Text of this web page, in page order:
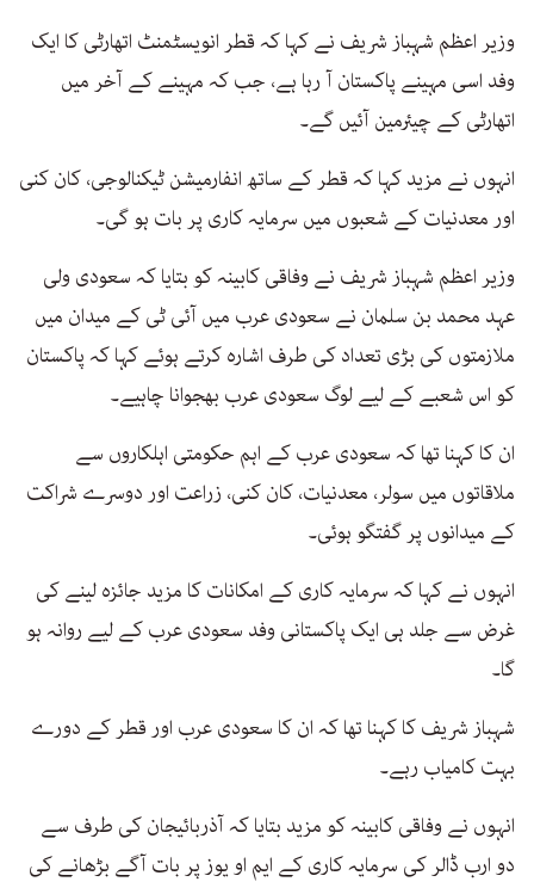
وزیر اعظم شہباز شریف نے کہا کہ قطر انویسٹمنٹ اتھارٹی کا ایک
وفد اسی مہینے پاکستان آ رہا ہے، جب کہ مہینے کے آخر میں
اتھارٹی کے چیئرمین آئیں گے۔
انہوں نے مزید کہا کہ قطر کے ساتھ انفارمیشن ٹیکنالوجی، کان کنی
اور معدنیات کے شعبوں میں سرمایہ کاری پر بات ہو گی۔
وزیر اعظم شہباز شریف نے وفاقی کابینہ کو بتایا کہ سعودی ولی
عہد محمد بن سلمان نے سعودی عرب میں آئی ٹی کے میدان میں
ملازمتوں کی بڑی تعداد کی طرف اشارہ کرتے ہوئے کہا کہ پاکستان
کو اس شعبے کے لیے لوگ سعودی عرب بھجوانا چاہیے۔
ان کا کہنا تھا کہ سعودی عرب کے اہم حکومتی اہلکاروں سے
ملاقاتوں میں سولر، معدنیات، کان کنی، زراعت اور دوسرے شراکت
کے میدانوں پر گفتگو ہوئی۔
انہوں نے کہا کہ سرمایہ کاری کے امکانات کا مزید جائزہ لینے کی
غرض سے جلد ہی ایک پاکستانی وفد سعودی عرب کے لیے روانہ ہو
گا۔
شہباز شریف کا کہنا تھا کہ ان کا سعودی عرب اور قطر کے دورے
بہت کامیاب رہے۔
انہوں نے وفاقی کابینہ کو مزید بتایا کہ آذربائیجان کی طرف سے
دو ارب ڈالر کی سرمایہ کاری کے ایم او یوز پر بات آگے بڑھانے کی